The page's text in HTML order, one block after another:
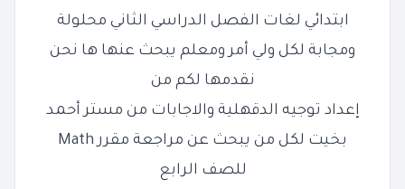
ابتدائي لغات الفصل الدراسي الثاني محلولة
ومجابة لكل ولي أمر ومعلم يبحث عنها ها نحن
نقدمها لكم من
إعداد توجيه الدقهلية والاجابات من مستر أحمد
بخيت لكل من يبحث عن مراجعة مقرر Math
للصف الرابع